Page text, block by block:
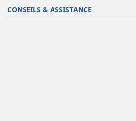
CONSEILS & ASSISTANCE